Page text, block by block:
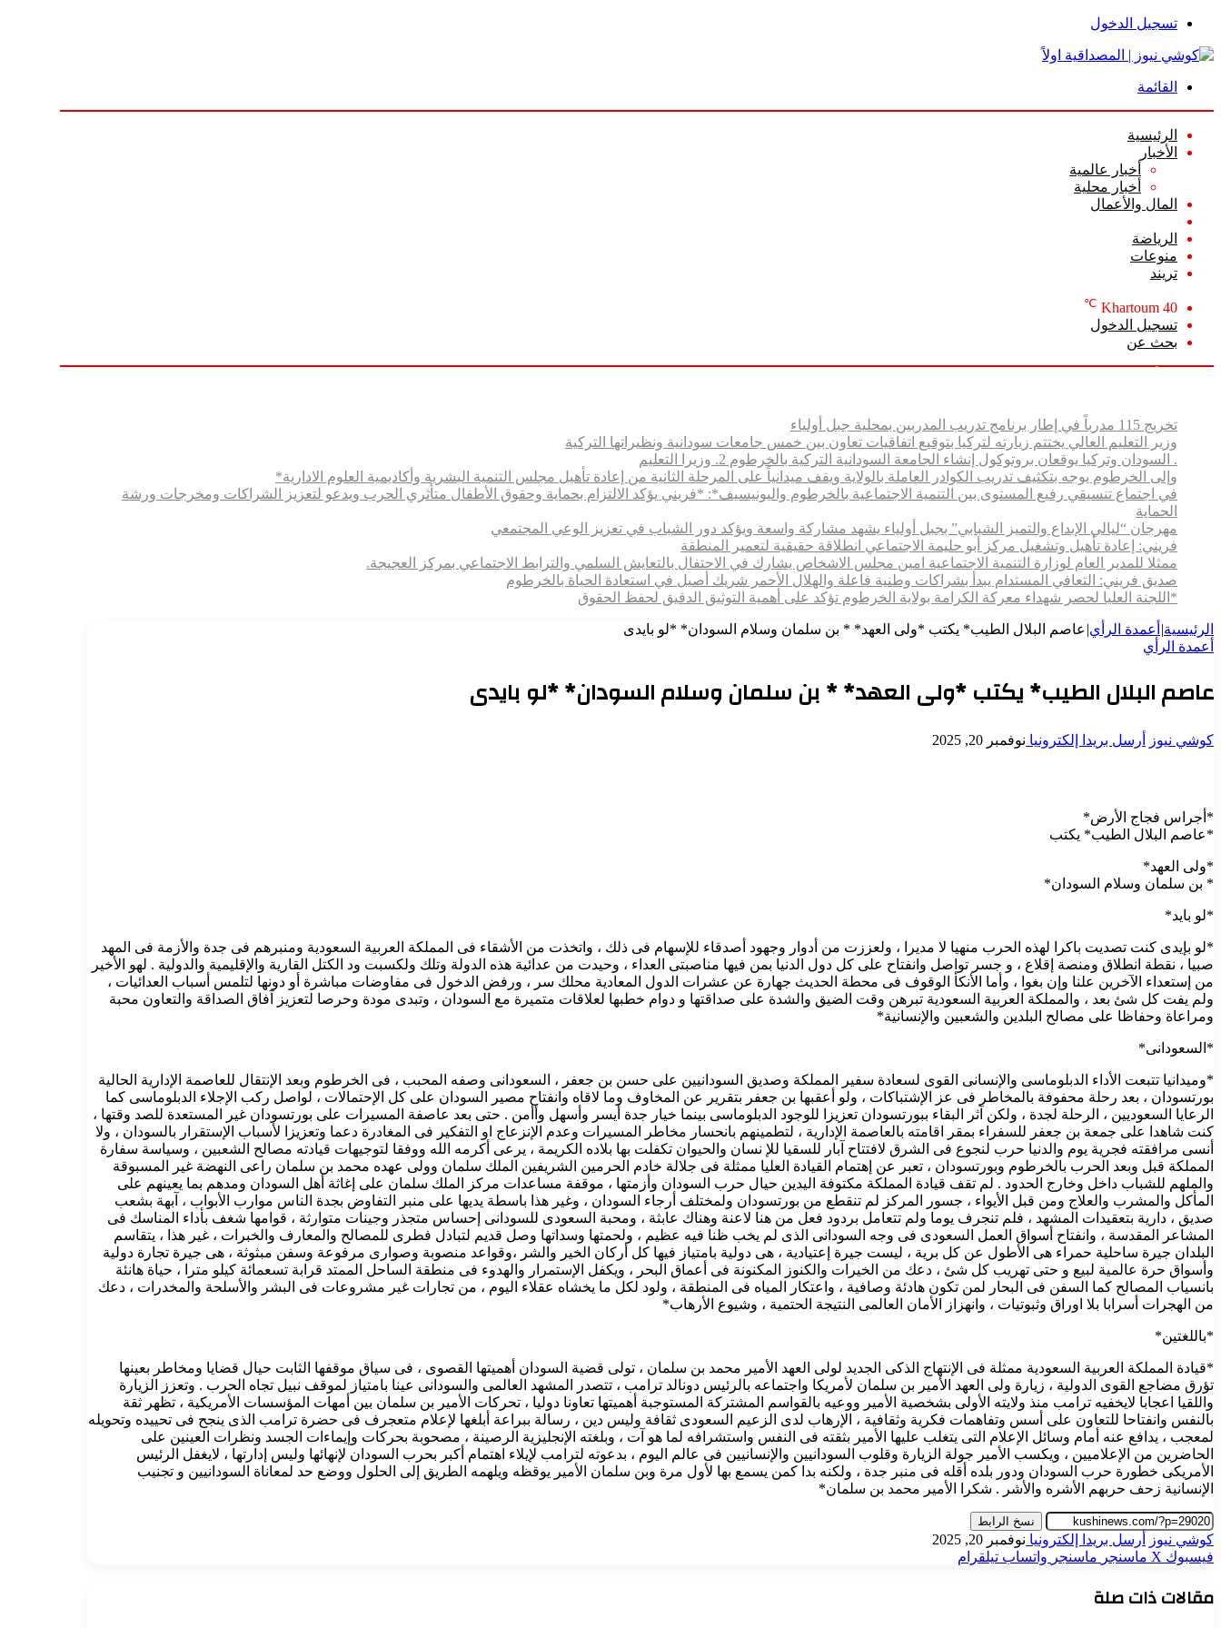
تسجيل الدخول
القائمة
الرئيسية
الأخبار
أخبار عالمية
أخبار محلية
المال والأعمال
الرياضة
منوعات
تريند
Khartoum 40
℃
تسجيل الدخول
بحث عن
تخريج 115 مدرباً في إطار برنامج تدريب المدربين بمحلية جبل أولياء
وزير التعليم العالي يختتم زيارته لتركيا بتوقيع اتفاقيات تعاون بين خمس جامعات سودانية ونظيراتها التركية
. السودان وتركيا يوقعان بروتوكول إنشاء الجامعة السودانية التركية بالخرطوم 2. وزيرا التعليم
وإلى الخرطوم يوجه بتكثيف تدريب الكوادر العاملة بالولاية ويقف ميدانياً على المرحلة الثانية من إعادة تأهيل مجلس التنمية البشرية وأكاديمية العلوم الادارية*
في اجتماع تنسيقي رفيع المستوى بين التنمية الاجتماعية بالخرطوم واليونيسيف*: *​فريني يؤكد الالتزام بحماية وحقوق الأطفال متأثري الحرب ويدعو لتعزيز الشراكات ومخرجات ورشة
الحماية
مهرجان “ليالي الإبداع والتميز الشبابي” بجبل أولياء يشهد مشاركة واسعة ويؤكد دور الشباب في تعزيز الوعي المجتمعي
فريني: إعادة تأهيل وتشغيل مركز أبو حليمة الاجتماعي انطلاقة حقيقية لتعمير المنطقة
ممثلا للمدير العام لوزارة التنمية الاجتماعية امين مجلس الاشخاص يشارك في الاحتفال بالتعايش السلمي والترابط الاجتماعي بمركز العجيجة.
صديق فريني: التعافي المستدام يبدأ بشراكات وطنية فاعلة والهلال الأحمر شريك أصيل في استعادة الحياة بالخرطوم
*اللجنة العليا لحصر شهداء معركة الكرامة بولاية الخرطوم تؤكد على أهمية التوثيق الدقيق لحفظ الحقوق
الرئيسية| أعمدة الرأي| عاصم البلال الطيب* يكتب *ولى العهد* * بن سلمان وسلام السودان* *لو بايدى
أعمدة الرأي
عاصم البلال الطيب* يكتب *ولى العهد* * بن سلمان وسلام السودان* *لو بايدى
كوشي نيوز أرسل بريدا إلكترونيا نوفمبر 20, 2025
*أجراس فجاج الأرض*
*عاصم البلال الطيب* يكتب
*ولى العهد*
* بن سلمان وسلام السودان*
*لو بايد*
*لو بإيدى كنت تصديت باكرا لهذه الحرب منهيا لا مديرا ، ولعززت من أدوار وجهود أصدقاء للإسهام فى ذلك ، واتخذت من الأشقاء فى المملكة العربية السعودية ومنبرهم فى جدة والأزمة فى المهد
صبيا ، نقطة انطلاق ومنصة إقلاع ، و جسر تواصل وانفتاح على كل دول الدنيا بمن فيها مناصبتى العداء ، وحيدت من عدائية هذه الدولة وتلك ولكسبت ود الكتل القارية والإقليمية والدولية . لهو الأخير
من إستعداء الآخرين علنا وإن بغوا ، وأما الأنكأ الوقوف فى محطة الحديث جهارة عن عشرات الدول المعادية محلك سر ، ورفض الدخول فى مفاوضات مباشرة أو دونها لتلمس أسباب العدائيات ،
ولم يفت كل شئ بعد ، والمملكة العربية السعودية تبرهن وقت الضيق والشدة على صداقتها و دوام خطبها لعلاقات متميرة مع السودان ، وتبدى مودة وحرصا لتعزيز آفاق الصداقة والتعاون محبة
ومراعاة وحفاظا على مصالح البلدين والشعبين والإنسانية*
*السعودانى*
*وميدانيا تتبعت الأداء الدبلوماسى والإنسانى القوى لسعادة سفير المملكة وصديق السودانيين على حسن بن جعفر ، السعودانى وصفه المحبب ، فى الخرطوم وبعد الإنتقال للعاصمة الإدارية الحالية
بورتسودان ، بعد رحلة محفوفة بالمخاطر فى عز الإشتباكات ، ولو أعقبها بن جعفر بتقرير عن المخاوف وما لاقاه وانفتاح مصير السودان على كل الإحتمالات ، لواصل ركب الإجلاء الدبلوماسى كما
الرعايا السعوديين ، الرحلة لجدة ، ولكن آثر البقاء ببورتسودان تعزيزا للوجود الدبلوماسى بينما خيار جدة أيسر وأسهل وأأمن . حتى بعد عاصفة المسيرات على بورتسودان غير المستعدة للصد وقتها ،
كنت شاهدا على جمعة بن جعفر للسفراء بمقر اقامته بالعاصمة الإدارية ، لتطمينهم بانحسار مخاطر المسيرات وعدم الإنزعاج او التفكير فى المغادرة دعما وتعزيزا لأسباب الإستقرار بالسودان ، ولا
أنسى مرافقته فجرية يوم والدنيا حرب لنجوع فى الشرق لافتتاح آبار للسقيا للإ نسان والحيوان تكفلت بها بلاده الكريمة ، يرعى أكرمه الله ووفقا لتوجيهات قيادته مصالح الشعبين ، وسياسة سفارة
المملكة قبل وبعد الحرب بالخرطوم وبورتسودان ، تعبر عن إهتمام القيادة العليا ممثلة فى جلالة خادم الحرمين الشريفين الملك سلمان وولى عهده محمد بن سلمان راعى النهضة غير المسبوقة
والملهم للشباب داخل وخارج الحدود . لم تقف قيادة المملكة مكتوفة اليدين حيال حرب السودان وأزمتها ، موقفة مساعدات مركز الملك سلمان على إغاثة أهل السودان ومدهم بما يعينهم على
المأكل والمشرب والعلاج ومن قبل الأيواء ، جسور المركز لم تنقطع من بورتسودان ولمختلف أرجاء السودان ، وغير هذا باسطة يديها على منبر التفاوض بجدة الناس موارب الأبواب ، آبهة بشعب
صديق ، دارية بتعقيدات المشهد ، فلم تنجرف يوما ولم تتعامل بردود فعل من هنا لاعنة وهناك عابثة ، ومحبة السعودى للسودانى إحساس متجذر وجينات متوارثة ، قوامها شغف بأداء المناسك فى
المشاعر المقدسة ، وانفتاح أسواق العمل السعودى فى وجه السودانى الذى لم يخب ظنا فيه عظيم ، ولحمتها وسداتها وصل قديم لتبادل فطرى للمصالح والمعارف والخبرات ، غير هذا ، يتقاسم
البلدان جيرة ساحلية حمراء هى الأطول عن كل برية ، ليست جيرة إعتيادية ، هى دولية بامتياز فيها كل أركان الخير والشر ،وقواعد منصوبة وصوارى مرفوعة وسفن مبثوثة ، هى جيرة تجارة دولية
وأسواق حرة عالمية لبيع و حتى تهريب كل شئ ، دعك من الخيرات والكنوز المكنونة فى أعماق البحر ، ويكفل الإستمرار والهدوء فى منطقة الساحل الممتد قرابة تسعمائة كيلو مترا ، حياة هانئة
بانسياب المصالح كما السفن فى البحار لمن تكون هادئة وصافية ، واعتكار المياه فى المنطقة ، ولود لكل ما يخشاه عقلاء اليوم ، من تجارات غير مشروعات فى البشر والأسلحة والمخدرات ، دعك
من الهجرات أسرابا بلا اوراق وثبوتيات ، وانهزاز الأمان العالمى النتيجة الحتمية ، وشيوع الأرهاب*
*باللغتين*
*قيادة المملكة العربية السعودية ممثلة فى الإنتهاج الذكى الجديد لولى العهد الأمير محمد بن سلمان ، تولى قضية السودان أهميتها القصوى ، فى سياق موقفها الثابت حيال قضايا ومخاطر بعينها
تؤرق مضاجع القوى الدولية ، زيارة ولى العهد الأمير بن سلمان لأمريكا واجتماعه بالرئيس دونالد ترامب ، تتصدر المشهد العالمى والسودانى عينا بامتياز لموقف نبيل تجاه الحرب . وتعزز الزيارة
واللقيا اعجابا لايخفيه ترامب منذ ولايته الأولى بشخصية الأمير ووعيه بالقواسم المشتركة المستوجبة أهميتها تعاونا دوليا ، تحركات الأمير بن سلمان بين أمهات المؤسسات الأمريكية ، تظهر ثقة
بالنفس وانفتاحا للتعاون على أسس وتفاهمات فكرية وثقافية ، الإرهاب لدى الزعيم السعودى ثقافة وليس دين ، رسالة ببراعة أبلغها لإعلام متعجرف فى حضرة ترامب الذى ينجح فى تحييده وتحويله
لمعجب ، يدافع عنه أمام وسائل الإعلام التى يتغلب عليها الأمير بثقته فى النفس واستشرافه لما هو آت ، وبلغته الإنجليزية الرصينة ، مصحوبة بحركات وإيماءات الجسد ونظرات العينين على
الحاضرين من الإعلاميين ، ويكسب الأمير جولة الزيارة وقلوب السودانيين والإنسانيين فى عالم اليوم ، بدعوته لترامب لإيلاء اهتمام أكبر بحرب السودان لإنهائها وليس إدارتها ، لايغفل الرئيس
الأمريكى خطورة حرب السودان ودور بلده أقله فى منبر جدة ، ولكنه بدا كمن يسمع بها لأول مرة وبن سلمان الأمير يوقظه ويلهمه الطريق إلى الحلول ووضع حد لمعاناة السودانيين و تجنيب
الإنسانية زحف حربهم الأشره والأشر . شكرا الأمير محمد بن سلمان*
نسخ الرابط
كوشي نيوز أرسل بريدا إلكترونيا نوفمبر 20, 2025
فيسبوك ‫X ماسنجر ماسنجر واتساب تيلقرام
مقالات ذات صلة